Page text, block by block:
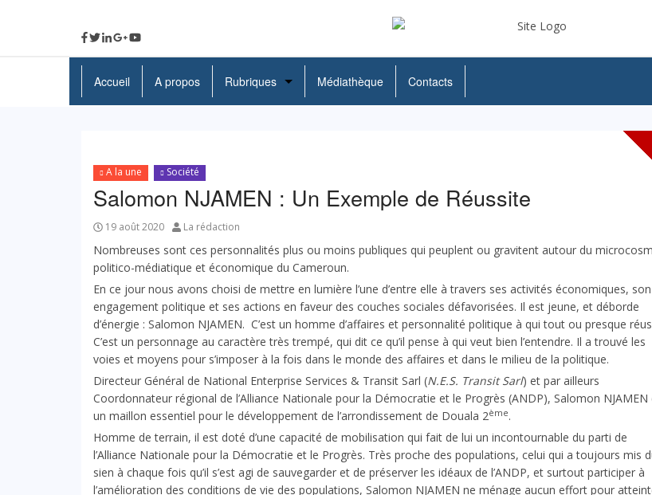
Accueil A propos Rubriques
Société
Santé
Culture
Médiathèque Contacts
A la une Société
Salomon NJAMEN : Un Exemple de Réussite
19 août 2020 La rédaction
Nombreuses sont ces personnalités plus ou moins publiques qui peuplent ou gravitent autour du
politico-médiatique et économique du Cameroun.
En ce jour nous avons choisi de mettre en lumière l’une d’entre elle à travers ses activités économiques, son
engagement politique et ses actions en faveur des couches sociales défavorisées. Il est jeune, et déborde
d’énergie : Salomon NJAMEN. C’est un homme d’affaires et personnalité politique à qui tout ou presque
C’est un personnage au caractère très trempé, qui dit ce qu’il pense à qui veut bien l’entendre. Il a trouvé les
voies et moyens pour s’imposer à la fois dans le monde des affaires et dans le milieu de la politique.
Directeur Général de National Enterprise Services & Transit Sarl (N.E.S. Transit Sarl) et par ailleurs
Coordonnateur régional de l’Alliance Nationale pour la Démocratie et le Progrès (ANDP), Salomon NJAMEN
un maillon essentiel pour le développement de l’arrondissement de Douala 2ème.
Homme de terrain, il est doté d’une capacité de mobilisation qui fait de lui un incontournable du parti de
l’Alliance Nationale pour la Démocratie et le Progrès. Très proche des populations, celui qui a toujours mis
sien à chaque fois qu’il s’est agi de sauvegarder et de préserver les idéaux de l’ANDP, et surtout participer à
l’amélioration des conditions de vie des populations, Salomon NJAMEN ne ménage aucun effort pour